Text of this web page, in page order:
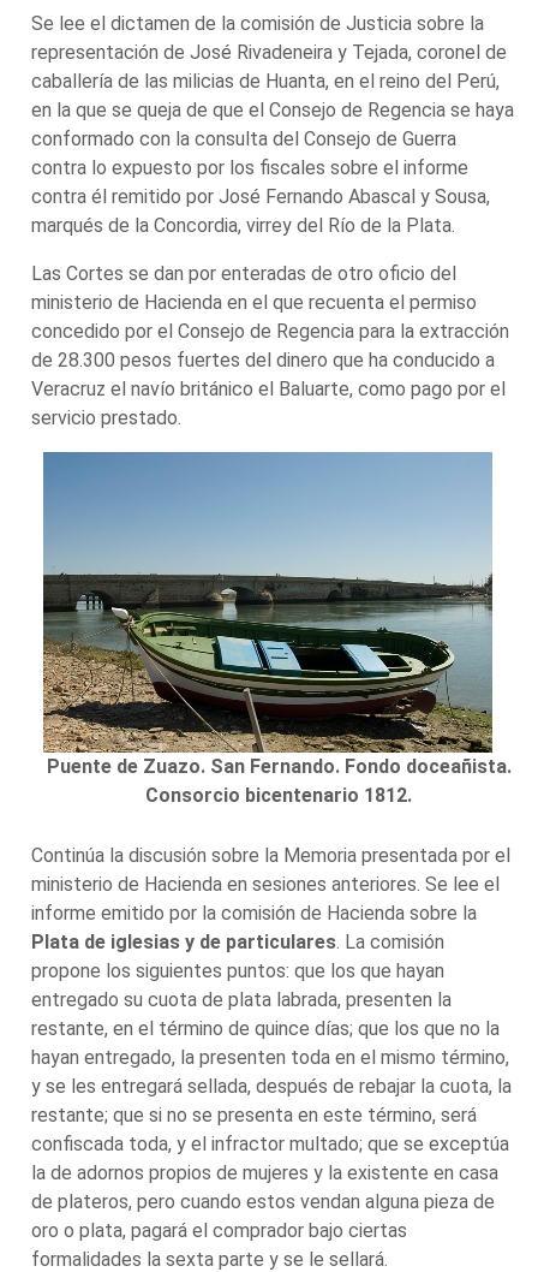
Se lee el dictamen de la comisión de Justicia sobre la
representación de José Rivadeneira y Tejada, coronel de
caballería de las milicias de Huanta, en el reino del Perú,
en la que se queja de que el Consejo de Regencia se haya
conformado con la consulta del Consejo de Guerra
contra lo expuesto por los fiscales sobre el informe
contra él remitido por José Fernando Abascal y Sousa,
marqués de la Concordia, virrey del Río de la Plata.
Las Cortes se dan por enteradas de otro oficio del
ministerio de Hacienda en el que recuenta el permiso
concedido por el Consejo de Regencia para la extracción
de 28.300 pesos fuertes del dinero que ha conducido a
Veracruz el navío británico el Baluarte, como pago por el
servicio prestado.
Puente de Zuazo. San Fernando. Fondo doceañista.
Consorcio bicentenario 1812.
Continúa la discusión sobre la Memoria presentada por el
ministerio de Hacienda en sesiones anteriores. Se lee el
informe emitido por la comisión de Hacienda sobre la
Plata de iglesias y de particulares . La comisión
propone los siguientes puntos: que los que hayan
entregado su cuota de plata labrada, presenten la
restante, en el término de quince días; que los que no la
hayan entregado, la presenten toda en el mismo término,
y se les entregará sellada, después de rebajar la cuota, la
restante; que si no se presenta en este término, será
confiscada toda, y el infractor multado; que se exceptúa
la de adornos propios de mujeres y la existente en casa
de plateros, pero cuando estos vendan alguna pieza de
oro o plata, pagará el comprador bajo ciertas
formalidades la sexta parte y se le sellará.